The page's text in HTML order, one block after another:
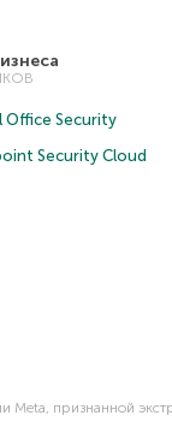
Office Security
Security Cloud
признанной